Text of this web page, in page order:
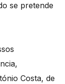
se pretende
Costa, de